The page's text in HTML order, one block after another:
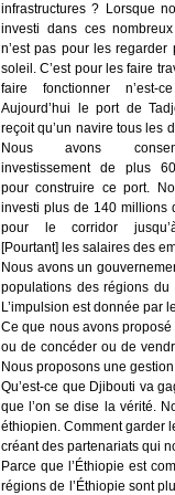
infrastructures ? Lorsque
investi dans ces
n’est pas pour les regarder
soleil. C’est pour les faire
faire fonctionner n’est-
Aujourd’hui le port de
reçoit qu’un navire tous les
Nous avons
investissement de plus
pour construire ce port.
investi plus de 140 millions
pour le corridor
[Pourtant] les salaires des
Nous avons un
populations des régions du
L’impulsion est donnée par
Ce que nous avons proposé
ou de concéder ou de
Nous proposons une
Qu’est-ce que Djibouti va
que l’on se dise la vérité.
éthiopien. Comment garder
créant des partenariats qui
Parce que l’Éthiopie est
régions de l’Éthiopie sont